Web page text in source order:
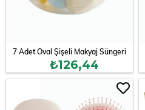
7 Adet Oval Şişeli Makyaj Süngeri
₺126,44